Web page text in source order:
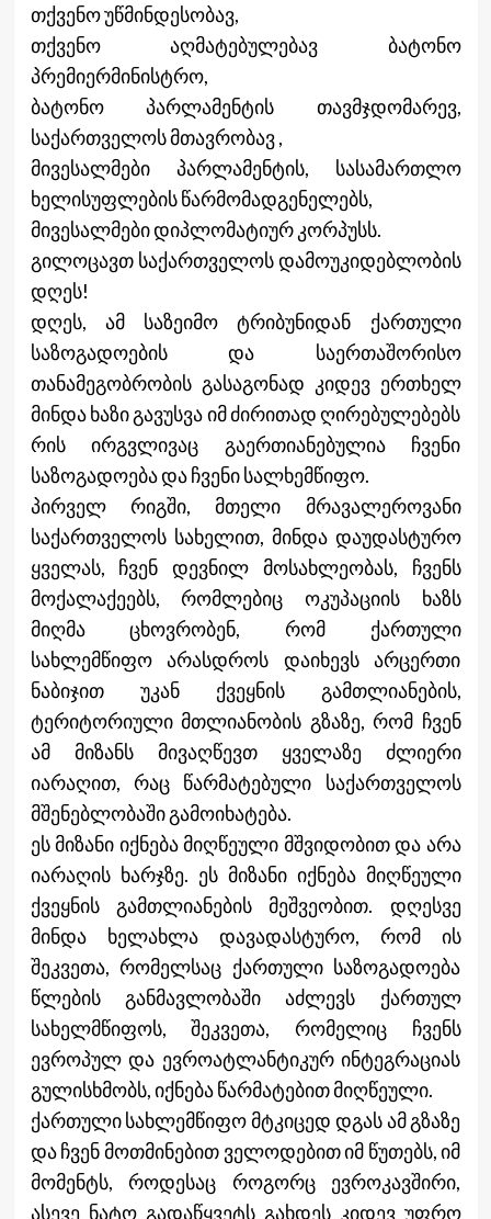
თქვენო უწმინდესობავ,
თქვენო აღმატებულებავ ბატონო
პრემიერმინისტრო,
ბატონო პარლამენტის თავმჯდომარევ,
საქართველოს მთავრობავ ,
მივესალმები პარლამენტის, სასამართლო
ხელისუფლების წარმომადგენელებს,
მივესალმები დიპლომატიურ კორპუსს.
გილოცავთ საქართველოს დამოუკიდებლობის
დღეს!
დღეს, ამ საზეიმო ტრიბუნიდან ქართული
საზოგადოების და საერთაშორისო
თანამეგობრობის გასაგონად კიდევ ერთხელ
მინდა ხაზი გავუსვა იმ ძირითად ღირებულებებს
რის ირგვლივაც გაერთიანებულია ჩვენი
საზოგადოება და ჩვენი სალხემწიფო.
პირველ რიგში, მთელი მრავალეროვანი
საქართველოს სახელით, მინდა დაუდასტურო
ყველას, ჩვენ დევნილ მოსახლეობას, ჩვენს
მოქალაქეებს, რომლებიც ოკუპაციის ხაზს
მიღმა ცხოვრობენ, რომ ქართული
სახლემწიფო არასდროს დაიხევს არცერთი
ნაბიჯით უკან ქვეყნის გამთლიანების,
ტერიტორიული მთლიანობის გზაზე, რომ ჩვენ
ამ მიზანს მივაღწევთ ყველაზე ძლიერი
იარაღით, რაც წარმატებული საქართველოს
მშენებლობაში გამოიხატება.
ეს მიზანი იქნება მიღწეული მშვიდობით და არა
იარაღის ხარჯზე. ეს მიზანი იქნება მიღწეული
ქვეყნის გამთლიანების მეშვეობით. დღესვე
მინდა ხელახლა დავადასტურო, რომ ის
შეკვეთა, რომელსაც ქართული საზოგადოება
წლების განმავლობაში აძლევს ქართულ
სახელმწიფოს, შეკვეთა, რომელიც ჩვენს
ევროპულ და ევროატლანტიკურ ინტეგრაციას
გულისხმობს, იქნება წარმატებით მიღწეული.
ქართული სახლემწიფო მტკიცედ დგას ამ გზაზე
და ჩვენ მოთმინებით ველოდებით იმ წუთებს, იმ
მომენტს, როდესაც როგორც ევროკავშირი,
ასევე ნატო გადაწყვეტს გახდეს კიდევ უფრო